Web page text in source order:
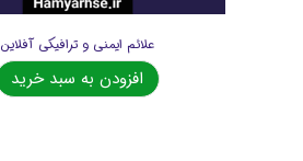
علائم ایمنی و ترافیکی آفلاین
افزودن به سبد خرید